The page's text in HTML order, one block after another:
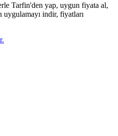
Tarfin'den yap, uygun fiyata al,
uygulamayı indir, fiyatları